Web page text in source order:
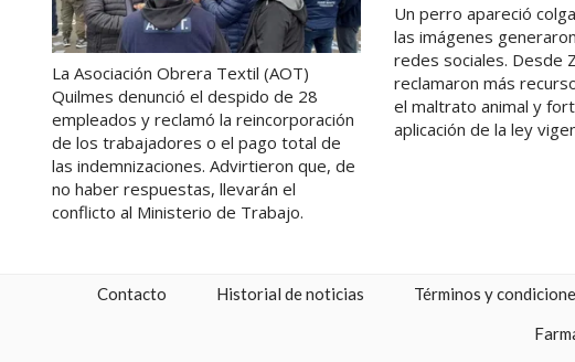
La Asociación Obrera Textil (AOT)
Quilmes denunció el despido de 28
empleados y reclamó la reincorporación
de los trabajadores o el pago total de
las indemnizaciones. Advirtieron que, de
no haber respuestas, llevarán el
conflicto al Ministerio de Trabajo.
Un perro apareció
las imágenes
redes sociales. Desde
reclamaron más
el maltrato animal y
aplicación de la ley
Contacto Historial de noticias Términos y